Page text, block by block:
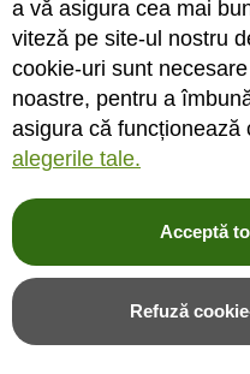
Conecteaza-te
Sa ne cunoastem mai bine. Vino
asteptam cu stiri, surprize,
© 2004-2026 TotalFishing SRL.
fisiere cookie ,politica
* Pozele produselor sunt folosite
a vă asigura cea mai
viteză pe site-ul nostru
cookie-uri sunt
noastre, pentru a
asigura că funcționează
alegerile tale.
Acceptă
Refuză